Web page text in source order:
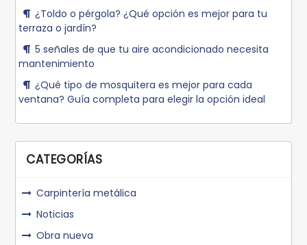
¿Toldo o pérgola? ¿Qué opción es mejor para tu
terraza o jardín?
5 señales de que tu aire acondicionado necesita
mantenimiento
¿Qué tipo de mosquitera es mejor para cada
ventana? Guía completa para elegir la opción ideal
CATEGORÍAS
Carpintería metálica
Noticias
Obra nueva